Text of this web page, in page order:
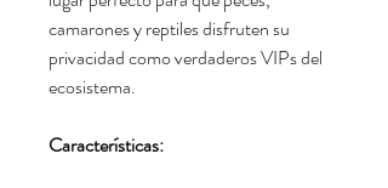
camarones y reptiles disfruten su
privacidad como verdaderos VIPs del
ecosistema.
Características: